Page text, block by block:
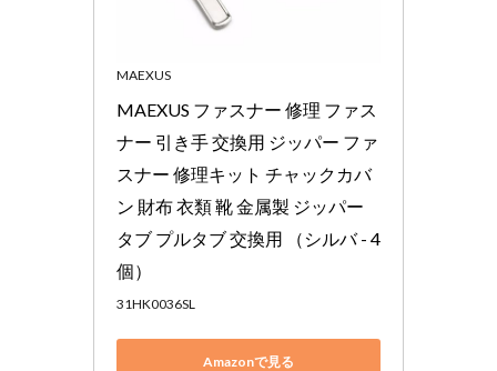
MAEXUS
MAEXUS ファスナー 修理 ファス
ナー 引き手 交換用 ジッパー ファ
スナー 修理キット チャックカバ
ン 財布 衣類 靴 金属製 ジッパー
タブ プルタブ 交換用 （シルバ - 4
個）
31HK0036SL
Amazonで見る